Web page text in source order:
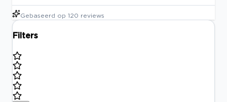
Gebaseerd op 120 reviews
Filters